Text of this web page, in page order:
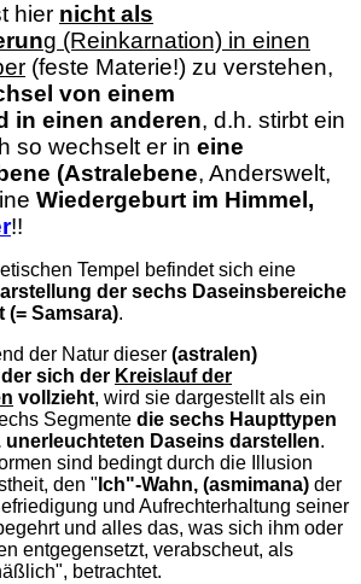
hier nicht als
g (Reinkarnation) in einen
(feste Materie!) zu verstehen,
von einem
in einen anderen, d.h. stirbt ein
so wechselt er in eine
(Astralebene, Anderswelt,
Wiedergeburt im Himmel,
!!
Tempel befindet sich eine
der sechs Daseinsbereiche
(= Samsara).
der Natur dieser (astralen)
sich der Kreislauf der
vollzieht, wird sie dargestellt als ein
Segmente die sechs Haupttypen
unerleuchteten Daseins darstellen.
sind bedingt durch die Illusion
den " Ich"-Wahn, (asmimana) der
und Aufrechterhaltung seiner
und alles das, was sich ihm oder
entgegensetzt, verabscheut, als
betrachtet.